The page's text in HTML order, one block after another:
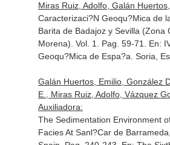
Miras Ruiz, Adolfo, Galán
Caracterizaci?N Geoqu?Mica de
Barita de Badajoz y Sevilla (Zona
Morena). Vol. 1. Pag. 59-71. En:
Geoqu?Mica de Espa?a . Soria,
Galán Huertos, Emilio, González
E., Miras Ruiz, Adolfo, Vázquez
Auxiliadora:
The Sedimentation Environment
Facies At Sanl?Car de